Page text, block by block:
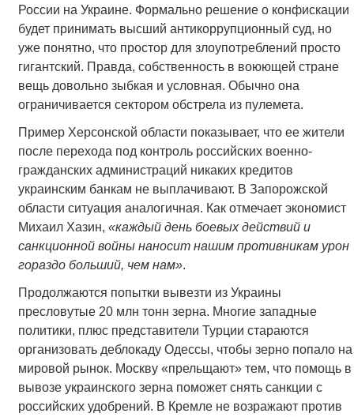
России на Украине. Формально решение о конфискации
будет принимать высший антикоррупционный суд, но
уже понятно, что простор для злоупотреблений просто
гигантский. Правда, собственность в воюющей стране
вещь довольно зыбкая и условная. Обычно она
ограничивается сектором обстрела из пулемета.
Пример Херсонской области показывает, что ее жители
после перехода под контроль российских военно-
гражданских администраций никаких кредитов
украинским банкам не выплачивают. В Запорожской
области ситуация аналогичная. Как отмечает экономист
Михаил Хазин, «каждый день боевых действий и
санкционной войны наносит нашим противникам урон
гораздо больший, чем нам».
Продолжаются попытки вывезти из Украины
пресловутые 20 млн тонн зерна. Многие западные
политики, плюс представители Турции стараются
организовать деблокаду Одессы, чтобы зерно попало на
мировой рынок. Москву «прельщают» тем, что помощь в
вывозе украинского зерна поможет снять санкции с
российских удобрений. В Кремле не возражают против